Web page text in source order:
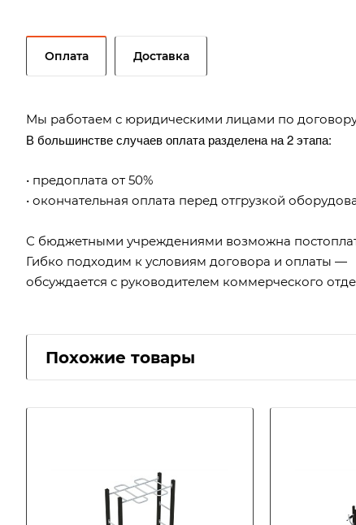
Оплата Доставка
Мы работаем с юридическими лицами по
В большинстве случаев оплата разделена на 2 этапа:
• предоплата от 50%
• окончательная оплата перед отгрузкой
С бюджетными учреждениями возможна
Гибко подходим к условиям договора и оплаты —
обсуждается с руководителем коммерческого
Похожие товары